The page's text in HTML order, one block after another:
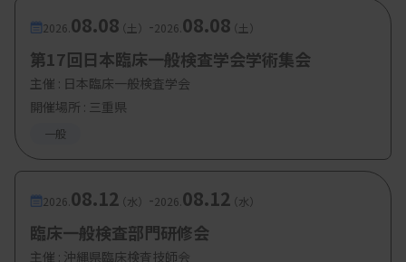
2026. 08.08（土） -2026. 08.08（土）
第17回日本臨床一般検査学会学術集会
主催 : 日本臨床一般検査学会
開催場所 : 三重県
一般
2026. 08.12（水） -2026. 08.12（水）
臨床一般検査部門研修会
主催 : 沖縄県臨床検査技師会